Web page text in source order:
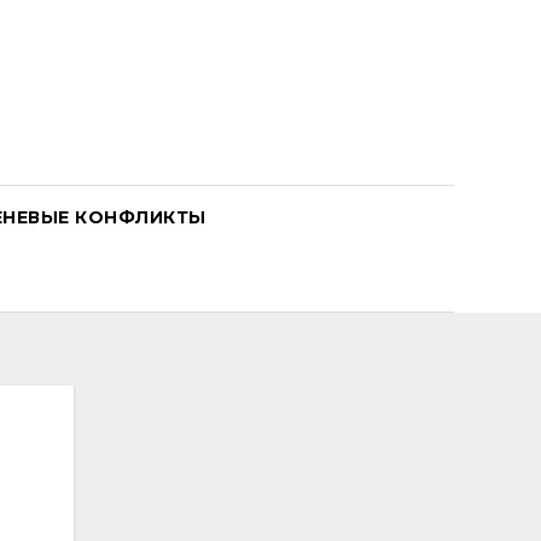
КОНФЛИКТЫ